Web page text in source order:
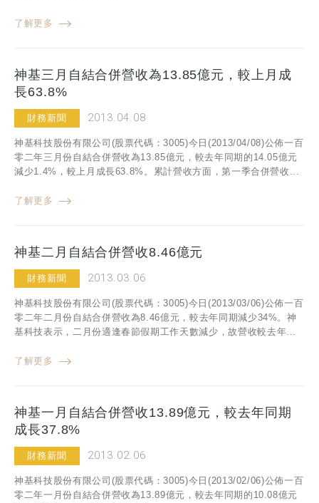
了解更多
神基三月自結合併營收為13.85億元，較上月成
長63.8%
財務新聞 2013.04.08
神基科技股份有限公司(股票代碼：3005)今日(2013/04/08)公佈一百
零二年三月份自結合併營收為13.85億元，較去年同期的14.05億元
減少1.4%，較上月成長63.8%。累計營收方面，第一季合併營收...
了解更多
神基二月自結合併營收8.46億元
財務新聞 2013.03.06
神基科技股份有限公司(股票代碼：3005)今日(2013/03/06)公佈一百
零二年二月份自結合併營收為8.46億元，較去年同期減少34%。神
基科技表示，二月份適逢春節假期工作天數減少，故營收較去年...
了解更多
神基一月自結合併營收13.89億元，較去年同期
成長37.8%
財務新聞 2013.02.06
神基科技股份有限公司(股票代碼：3005)今日(2013/02/06)公佈一百
零二年一月份自結合併營收為13.89億元，較去年同期的10.08億元